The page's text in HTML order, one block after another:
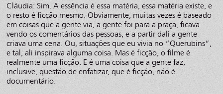
Cláudia: Sim. A essência é essa matéria, essa matéria existe, e
o resto é ficção mesmo. Obviamente, muitas vezes é baseado
em coisas que a gente via, a gente foi para a praça, ficava
vendo os comentários das pessoas, e a partir dali a gente
criava uma cena. Ou, situações que eu vivia no “Querubins”,
e tal, ali inspirava alguma coisa. Mas é ficção, o filme é
realmente uma ficção. E é uma coisa que a gente faz,
inclusive, questão de enfatizar, que é ficção, não é
documentário.